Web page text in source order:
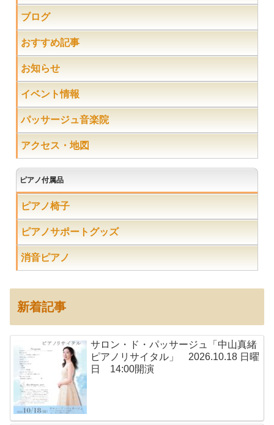
ブログ
おすすめ記事
お知らせ
イベント情報
パッサージュ音楽院
アクセス・地図
ピアノ付属品
ピアノ椅子
ピアノサポートグッズ
消音ピアノ
新着記事
サロン・ド・パッサージュ「中山真緒
ピアノリサイタル」 2026.10.18 日曜
日 14:00開演